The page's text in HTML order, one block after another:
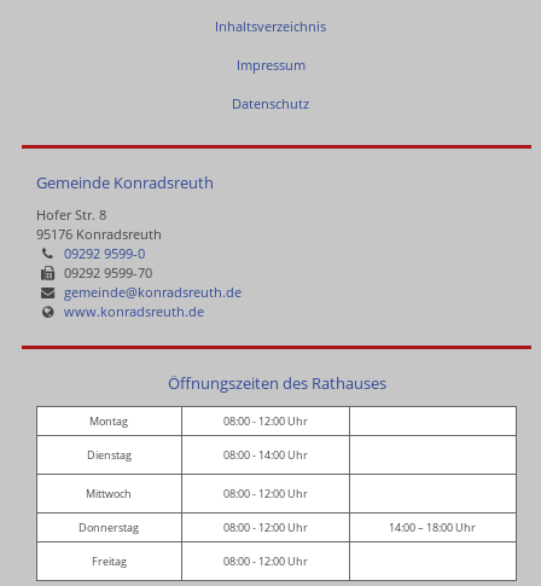
Inhaltsverzeichnis
Impressum
Datenschutz
Gemeinde Konradsreuth
Hofer Str. 8
95176 Konradsreuth
09292 9599-0
09292 9599-70
gemeinde@konradsreuth.de
www.konradsreuth.de
Öffnungszeiten des Rathauses
Montag 08:00 - 12:00 Uhr
Dienstag 08:00 - 14:00 Uhr
Mittwoch 08:00 - 12:00 Uhr
Donnerstag 08:00 - 12:00 Uhr 14:00 – 18:00 Uhr
Freitag 08:00 - 12:00 Uhr